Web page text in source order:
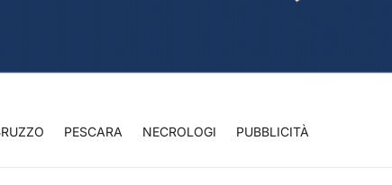
PESCARA NECROLOGI PUBBLICITÀ